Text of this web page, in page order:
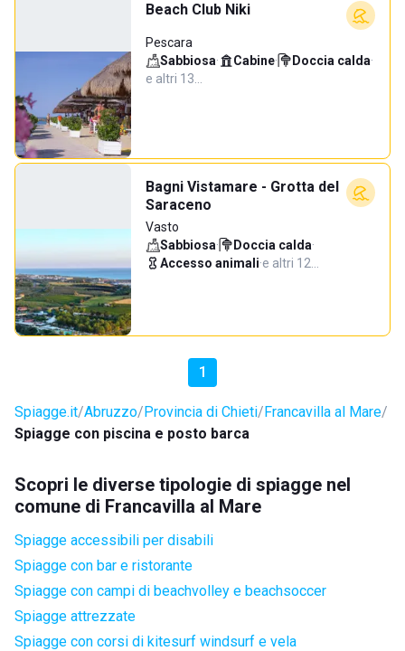
Beach Club Niki
Pescara
Sabbiosa· Cabine· Doccia calda·
e altri 13…
Bagni Vistamare - Grotta del
Saraceno
Vasto
Sabbiosa· Doccia calda·
Accesso animali·e altri 12…
1
Spiagge.it Abruzzo Provincia di Chieti Francavilla al Mare
Spiagge con piscina e posto barca
Scopri le diverse tipologie di spiagge nel
comune di Francavilla al Mare
Spiagge accessibili per disabili
Spiagge con bar e ristorante
Spiagge con campi di beachvolley e beachsoccer
Spiagge attrezzate
Spiagge con corsi di kitesurf windsurf e vela